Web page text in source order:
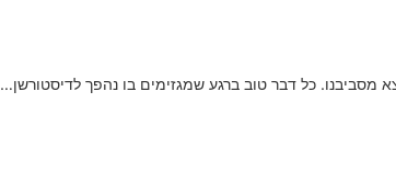
מסביבנו. כל דבר טוב ברגע שמגזימים בו נהפך לדיסטורשן…